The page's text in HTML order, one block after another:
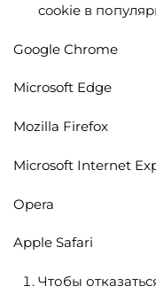
cookie в
Google Chrome
Microsoft Edge
Mozilla Firefox
Microsoft Internet
Opera
Apple Safari
Чтобы